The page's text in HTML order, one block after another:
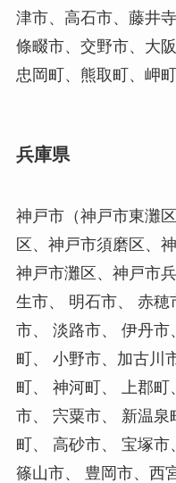
津市、高石市、藤井
條畷市、交野市、大
忠岡町、熊取町、岬町
兵庫県
神戸市（神戸市東灘
区、神戸市須磨区、
神戸市灘区、神戸市
生市、 明石市、 赤
市、 淡路市、 伊丹市
町、 小野市、加古川
町、 神河町、 上郡町
市、 宍粟市、 新温
町、 高砂市、 宝塚
篠山市、 豊岡市、西